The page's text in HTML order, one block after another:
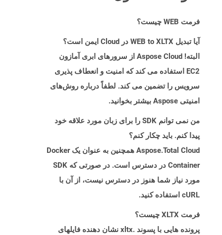
فرمت WEB چیست؟
آیا تبدیل WEB to XLTX در Cloud ایمن است؟
البته! Aspose Cloud از سرورهای ابری آمازون
EC2 استفاده می کند که امنیت و انعطاف پذیری
سرویس را تضمین می کند. لطفاً درباره روش‌های
امنیتی Aspose بیشتر بخوانید.
من نمی توانم SDK را برای زبان مورد علاقه خود
پیدا کنم. باید چکار کنم؟
Aspose.Total Cloud همچنین به عنوان یک Docker
Container در دسترس است. در صورتی که SDK
مورد نیاز شما هنوز در دسترس نیست، از آن با
cURL استفاده کنید.
فرمت XLTX چیست؟
پرونده هایی با پسوند .xltx نشان دهنده فایلهای